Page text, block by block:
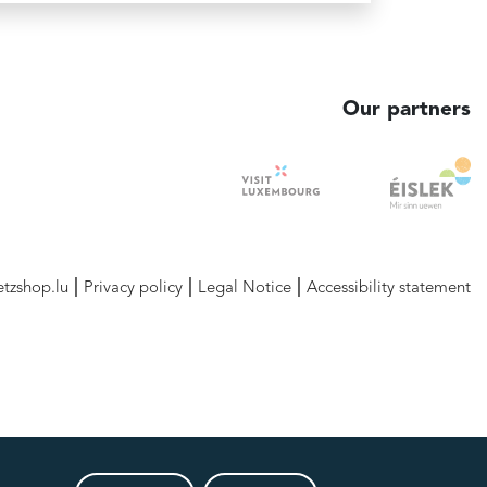
Our partners
Privacy policy Legal Notice Accessibility statement